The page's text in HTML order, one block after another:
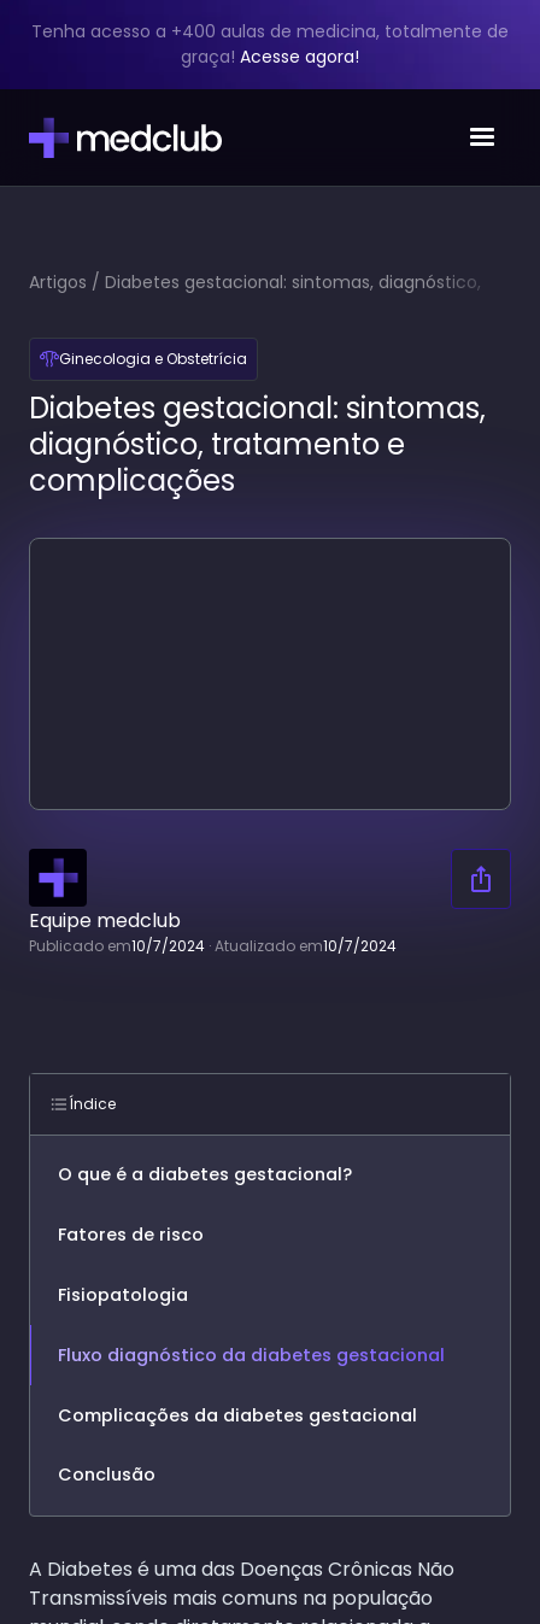
Tenha acesso a +400 aulas de medicina, totalmente de
graça! Acesse agora!
Artigos / Diabetes gestacional: sintomas, diagnóstico,
Ginecologia e Obstetrícia
Diabetes gestacional: sintomas,
diagnóstico, tratamento e
complicações
Equipe medclub
Publicado em10/7/2024 ·Atualizado em10/7/2024
Índice
O que é a diabetes gestacional?
Fatores de risco
Fisiopatologia
Fluxo diagnóstico da diabetes gestacional
Complicações da diabetes gestacional
Conclusão
A Diabetes é uma das Doenças Crônicas Não
Transmissíveis mais comuns na população